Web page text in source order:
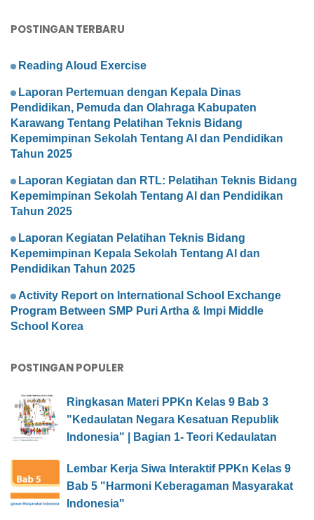
POSTINGAN TERBARU
Reading Aloud Exercise
Laporan Pertemuan dengan Kepala Dinas
Pendidikan, Pemuda dan Olahraga Kabupaten
Karawang Tentang Pelatihan Teknis Bidang
Kepemimpinan Sekolah Tentang AI dan Pendidikan
Tahun 2025
Laporan Kegiatan dan RTL: Pelatihan Teknis Bidang
Kepemimpinan Sekolah Tentang AI dan Pendidikan
Tahun 2025
Laporan Kegiatan Pelatihan Teknis Bidang
Kepemimpinan Kepala Sekolah Tentang AI dan
Pendidikan Tahun 2025
Activity Report on International School Exchange
Program Between SMP Puri Artha & Impi Middle
School Korea
POSTINGAN POPULER
Ringkasan Materi PPKn Kelas 9 Bab 3
"Kedaulatan Negara Kesatuan Republik
Indonesia" | Bagian 1- Teori Kedaulatan
Lembar Kerja Siwa Interaktif PPKn Kelas 9
Bab 5 "Harmoni Keberagaman Masyarakat
Indonesia"